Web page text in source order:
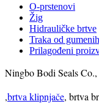
O-prstenovi
Žig
Hidrauličke brtve
Traka od
Prilagođeni
Ningbo Bodi Seals
,brtva klipnjače, brtva